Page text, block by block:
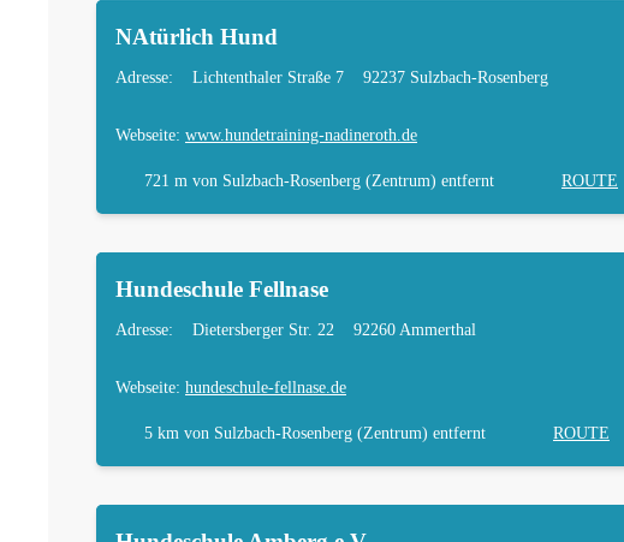
NAtürlich Hund
Adresse: Lichtenthaler Straße 7 92237 Sulzbach-Rosenberg
Webseite: www.hundetraining-nadineroth.de
721 m von Sulzbach-Rosenberg (Zentrum) entfernt ROUTE
Hundeschule Fellnase
Adresse: Dietersberger Str. 22 92260 Ammerthal
Webseite: hundeschule-fellnase.de
5 km von Sulzbach-Rosenberg (Zentrum) entfernt ROUTE